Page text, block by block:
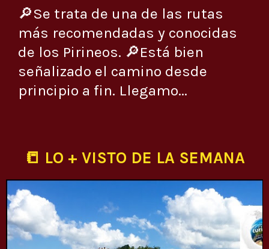
🔎Se trata de una de las rutas
más recomendadas y conocidas
de los Pirineos. 🔎Está bien
señalizado el camino desde
principio a fin. Llegamo...
📒 LO + VISTO DE LA SEMANA